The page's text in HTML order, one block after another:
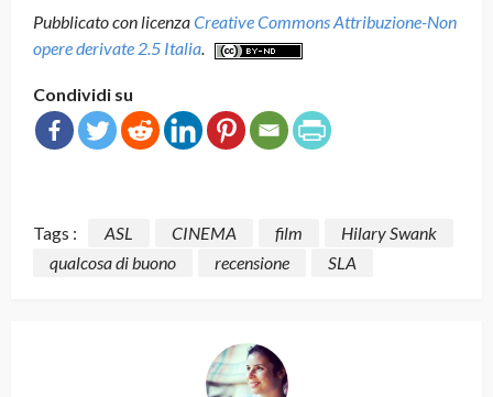
Pubblicato con licenzaCreative Commons Attribuzione-Non
opere derivate 2.5 Italia.
Condividi su
Tags : ASL CINEMA film
Hilary Swank
qualcosa di buono
recensione SLA